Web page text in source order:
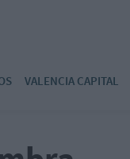
VALENCIA CAPITAL